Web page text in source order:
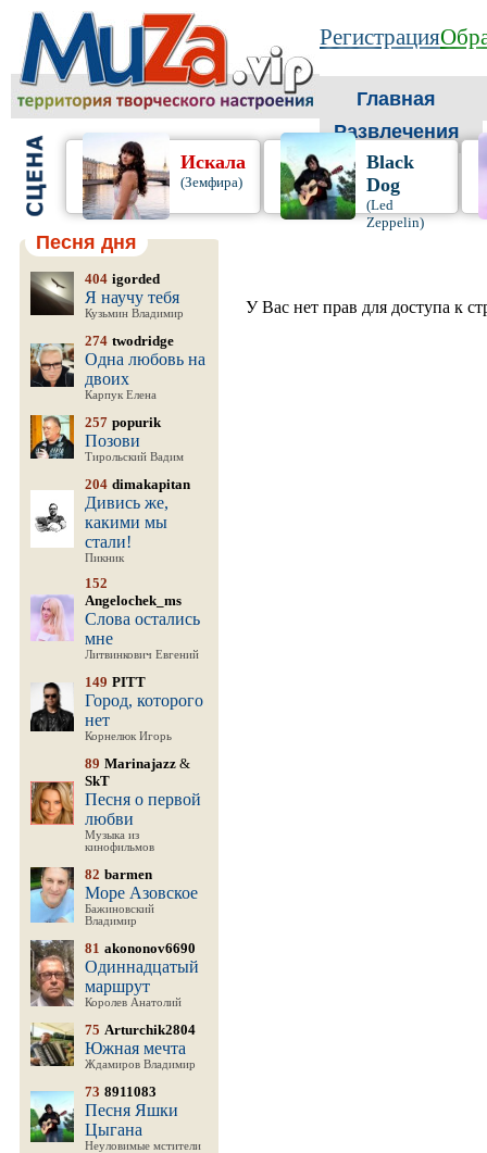
Регистрация
Главная
Развлечения
Искала
(Земфира)
Black
Dog
(Led
Zeppelin)
Песня дня
404 igorded
Я научу тебя
Кузьмин Владимир
274 twodridge
Одна любовь на
двоих
Карпук Елена
257 popurik
Позови
Тирольский Вадим
204 dimakapitan
Дивись же,
какими мы
стали!
Пикник
152
Angelochek_ms
Слова остались
мне
Литвинкович Евгений
149 PITT
Город, которого
нет
Корнелюк Игорь
89 Marinajazz &
SkT
Песня о первой
любви
Музыка из
кинофильмов
82 barmen
Море Азовское
Бажиновский
Владимир
81 akononov6690
Одиннадцатый
маршрут
Королев Анатолий
75 Arturchik2804
Южная мечта
Ждамиров Владимир
73 8911083
Песня Яшки
Цыгана
Неуловимые мстители
У Вас нет прав для доступа к